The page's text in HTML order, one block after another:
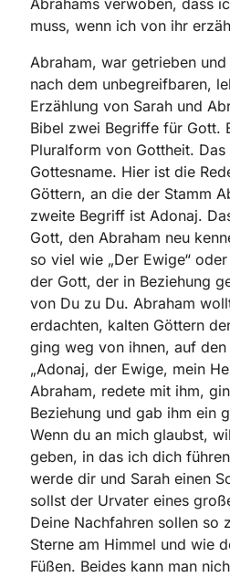
Abrahams verwoben, dass
muss, wenn ich von ihr
Abraham, war getrieben
nach dem unbegreifbaren,
Erzählung von Sarah und
Bibel zwei Begriffe für Gott.
Pluralform von Gottheit.
Gottesname. Hier ist die
Göttern, an die der Stamm
zweite Begriff ist Adonaj.
Gott, den Abraham neu
so viel wie „Der Ewige“
der Gott, der in Beziehung
von Du zu Du. Abraham
erdachten, kalten Göttern
ging weg von ihnen, auf
„Adonaj, der Ewige, mein
Abraham, redete mit ihm,
Beziehung und gab ihm ein
Wenn du an mich glaubst,
geben, in das ich dich
werde dir und Sarah einen
sollst der Urvater eines
Deine Nachfahren sollen so
Sterne am Himmel und wie
Füßen. Beides kann man